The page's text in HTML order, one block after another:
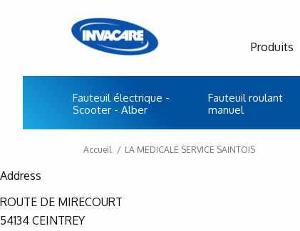
Produits
Fauteuil électrique -
Scooter - Alber
Fauteuil roulant
manuel
Accueil LA MEDICALE SERVICE SAINTOIS
Address
ROUTE DE MIRECOURT
54134 CEINTREY